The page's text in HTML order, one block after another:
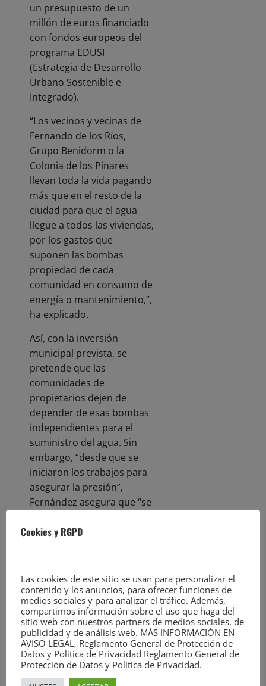
un presupuesto de un
millón de euros financiado
con fondos europeos del
programa EDUSI
(Estrategia de Desarrollo
Urbano Sostenible e
Integrado).
“Los vecinos y vecinas de
Fernando de los Ríos,
Grupo Benidorm o la
Colonia de los Pinares
llevan toda la vida pagando
más que en el resto de la
ciudad para que el agua
llegue a todos las viviendas,
por los gastos que
suponen las bombas
propiedad de cada
comunidad en consumo de
energía o mantenimiento,”,
ha explicado.
Así, con la inversión
municipal prevista, se
pretende que las
comunidades de
propietarios dejen de
depender de esas bombas
independientes para el
suministro del agua. Sin
embargo, “desde que se
iniciaron los trabajos para
asegurar la presión”,
Fernández asegura que “se
quejas de los vecinos y
insuficiencia en la presión
del agua”.
El portavoz del PSOE ha
lamentado los “retrasos en
el inicio de estas obras”,
sobre todo “teniendo en
cuenta que el servicio de
Cookies y RGPD
Las cookies de este sitio se usan para personalizar el
contenido y los anuncios, para ofrecer funciones de
medios sociales y para analizar el tráfico. Además,
compartimos información sobre el uso que haga del
sitio web con nuestros partners de medios sociales, de
publicidad y de análisis web. MÁS INFORMACIÓN EN
AVISO LEGAL, Reglamento General de Protección de
Datos y Política de Privacidad Reglamento General de
Protección de Datos y Política de Privacidad.